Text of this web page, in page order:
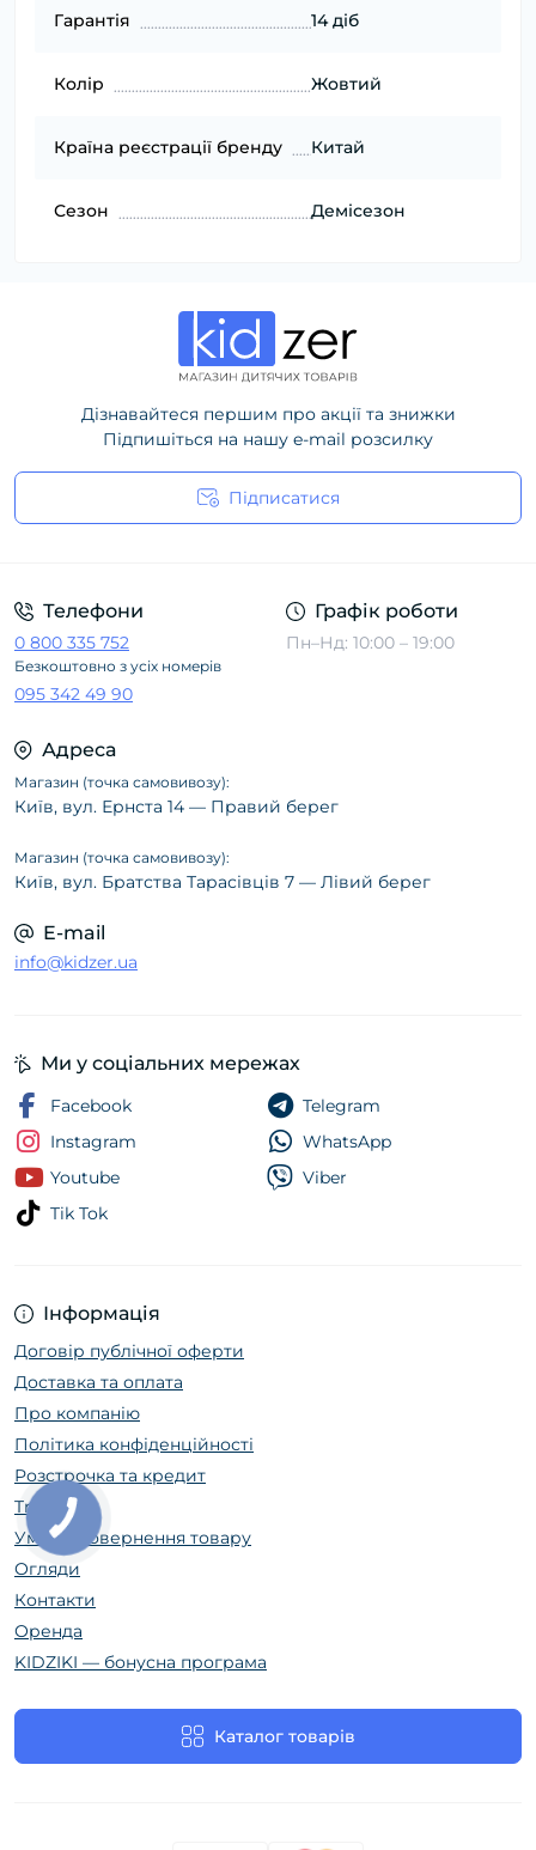
Гарантія 14 діб
Колір Жовтий
Країна реєстрації бренду Китай
Сезон Демісезон
Дізнавайтеся першим про акції та знижки
Підпишіться на нашу e-mail розсилку
Підписатися
Телефони
0 800 335 752
Безкоштовно з усіх номерів
095 342 49 90
Графік роботи
Пн–Нд: 10:00 – 19:00
Адреса
Магазин (точка самовивозу):
Київ, вул. Ернста 14 — Правий берег
Магазин (точка самовивозу):
Київ, вул. Братства Тарасівців 7 — Лівий берег
E-mail
info@kidzer.ua
Інформація
Договір публічної оферти
Доставка та оплата
Про компанію
Політика конфіденційності
Розстрочка та кредит
Trade In
Умови повернення товару
Огляди
Контакти
Оренда
KIDZIKI — бонусна програма
Каталог товарів
Ми у соціальних мережах
Facebook
Instagram
Youtube
Tik Tok
Telegram
WhatsApp
Viber